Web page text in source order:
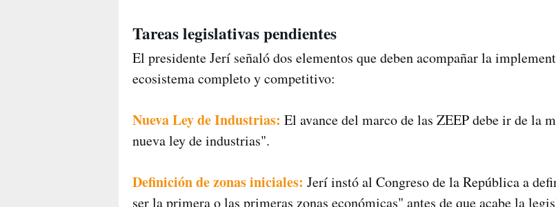
Tareas legislativas pendientes
El presidente Jerí señaló dos elementos que deben acompañar la
ecosistema completo y competitivo:
Nueva Ley de Industrias: El avance del marco de las ZEEP debe ir de la
nueva ley de industrias".
Definición de zonas iniciales: Jerí instó al Congreso de la República a
ser la primera o las primeras zonas económicas" antes de que acabe la